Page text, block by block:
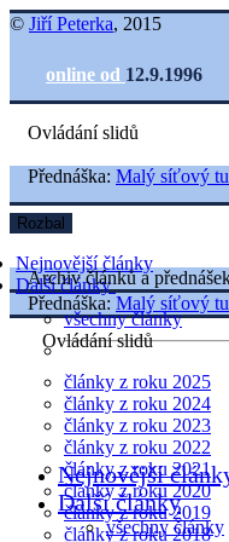
© Jiří Peterka, 2015
online od 12.9.1996
Ovládání slidů
Nejnovější články
Další články
všechny články
články z roku 2025
články z roku 2024
články z roku 2023
články z roku 2022
články z roku 2021
články z roku 2020
články z roku 2019
články z roku 2018
Přednáška: Malý síťový
Rozbal
Archiv článků a
Přednáška: Malý síťový
Ovládání slidů
Nejnovější
Další články
všechny články